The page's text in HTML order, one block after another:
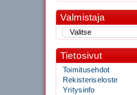
Valmistaja
Tietosivut
Toimitusehdot
Rekisteriseloste
Yritysinfo